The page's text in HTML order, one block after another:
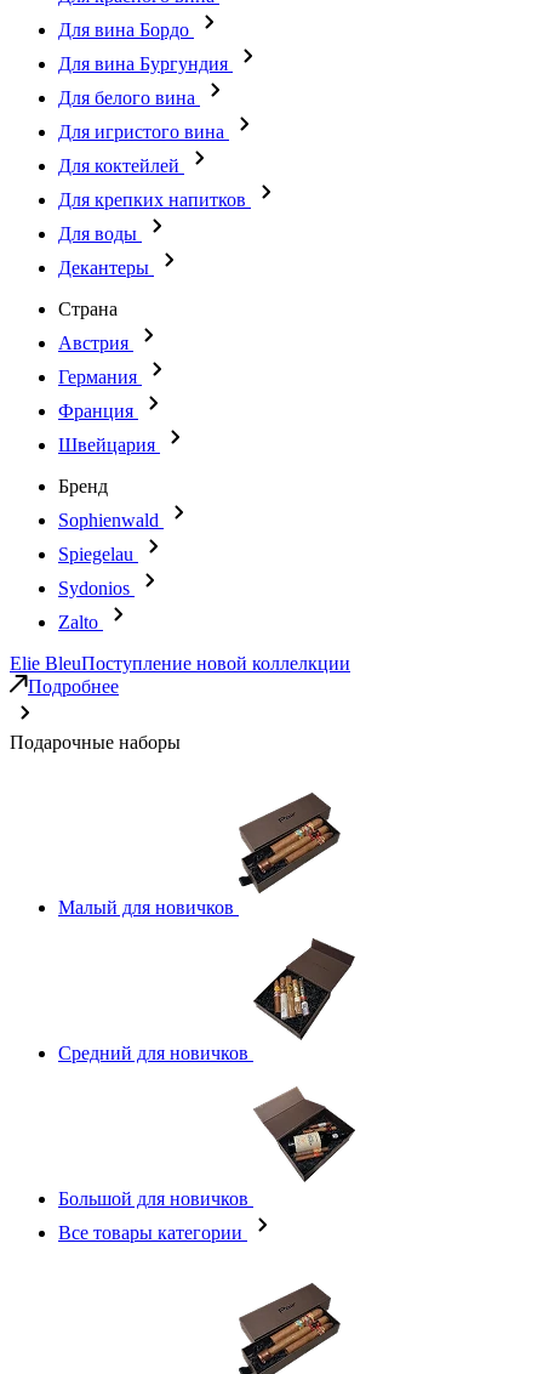
Для вина Бордо
Для вина Бургундия
Для белого вина
Для игристого вина
Для коктейлей
Для крепких напитков
Для воды
Декантеры
Страна
Австрия
Германия
Франция
Швейцария
Бренд
Sophienwald
Spiegelau
Sydonios
Zalto
Elie BleuПоступление новой коллелкции
Подробнее
Подарочные наборы
Малый для новичков
Средний для новичков
Большой для новичков
Все товары категории